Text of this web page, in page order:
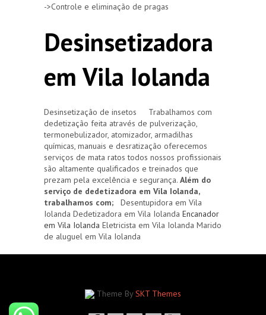
->Controle e eliminação de pragas
Desinsetizadora
em Vila Iolanda
Desinsetização de insetos Trabalhamos com
dedetização feita através de pulverização,
termonebulizador, atomizador, armadilhas
químicas, manuais e desratização oferecemos
serviços de mata ratos todos nossos profissionais
são altamente qualificados e treinados que
prezam pela excelência e segurança. Além do
serviço de dedetizadora em Vila Iolanda,
trabalhamos com; Desentupidora em Vila
Iolanda Dedetizadora em Vila Iolanda Encanador
em Vila Iolanda Eletricista em Vila Iolanda Marido
de aluguel em Vila Iolanda
Theme By SKT Themes